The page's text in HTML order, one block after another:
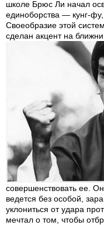
школе Брюс Ли начал
единоборства — кунг-
Своеобразие этой
сделан акцент на
совершенствовать ее.
ведется без особой,
уклониться от удара
мечтал о том, чтобы